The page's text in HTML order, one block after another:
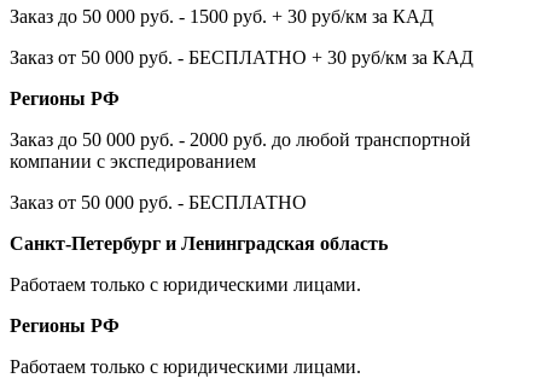
Заказ до 50 000 руб. - 1500 руб. + 30 руб/км за КАД
Заказ от 50 000 руб. - БЕСПЛАТНО + 30 руб/км за КАД
Регионы РФ
Заказ до 50 000 руб. - 2000 руб. до любой транспортной
компании с экспедированием
Заказ от 50 000 руб. - БЕСПЛАТНО
Санкт-Петербург и Ленинградская область
Работаем только с юридическими лицами.
Регионы РФ
Работаем только с юридическими лицами.